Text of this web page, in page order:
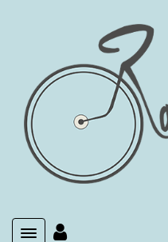
Toggle navigation